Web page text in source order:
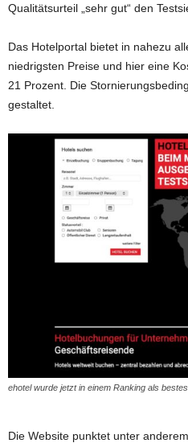
Qualitätsurteil „sehr gut“ den
Das Hotelportal bietet in nahezu
niedrigsten Preise und hier eine
21 Prozent. Die
gestaltet.
ehotel wurde jetzt in einem Ranking als
Die Website punktet unter